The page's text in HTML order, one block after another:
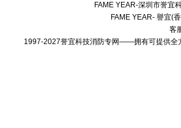
FAME YEAR-深圳市誉宜
FAME YEAR- 譽宜(
客
1997-2027誉宜科技消防专网——拥有可提供全